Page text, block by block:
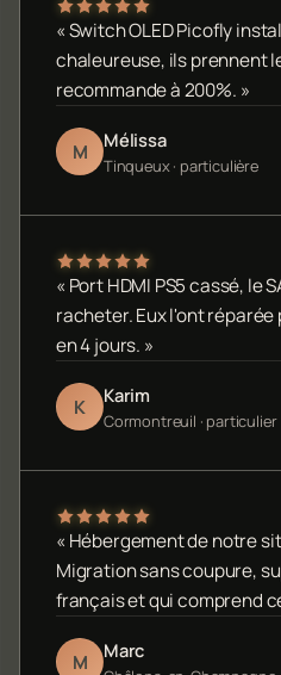
« Switch OLED Picofly
chaleureuse, ils prennent
recommande à 200%. »
M Mélissa
Tinqueux · particulière
« Port HDMI PS5 cassé, le
racheter. Eux l'ont réparée
en 4 jours. »
K Karim
Cormontreuil · particulier
« Hébergement de notre
Migration sans coupure,
français et qui comprend
M Marc